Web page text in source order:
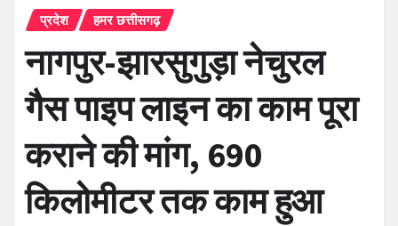
प्रदेश हमर छत्तीसगढ़
नागपुर-झारसुगुड़ा नेचुरल
गैस पाइप लाइन का काम पूरा
कराने की मांग, 690
किलोमीटर तक काम हुआ